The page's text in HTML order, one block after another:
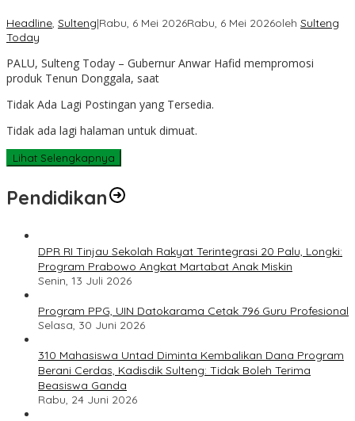
Headline, Sulteng|Rabu, 6 Mei 2026Rabu, 6 Mei 2026oleh Sulteng
Today
PALU, Sulteng Today – Gubernur Anwar Hafid mempromosi
produk Tenun Donggala, saat
Tidak Ada Lagi Postingan yang Tersedia.
Tidak ada lagi halaman untuk dimuat.
Lihat Selengkapnya
Pendidikan
DPR RI Tinjau Sekolah Rakyat Terintegrasi 20 Palu, Longki:
Program Prabowo Angkat Martabat Anak Miskin
Senin, 13 Juli 2026
Program PPG, UIN Datokarama Cetak 796 Guru Profesional
Selasa, 30 Juni 2026
310 Mahasiswa Untad Diminta Kembalikan Dana Program
Berani Cerdas, Kadisdik Sulteng: Tidak Boleh Terima
Beasiswa Ganda
Rabu, 24 Juni 2026